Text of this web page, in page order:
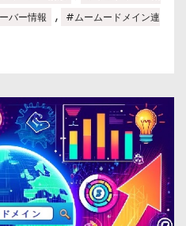
バー情報 ,
#ムームードメイン連